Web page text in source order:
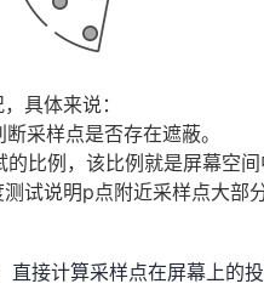
具体来说：
采样点是否存在遮蔽。
比例，该比例就是屏幕空间
试说明p点附近采样点大部
直接计算采样点在屏幕上的